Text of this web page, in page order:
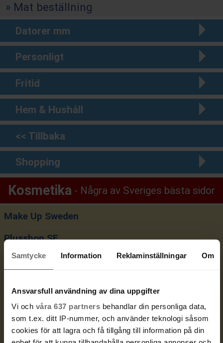
Samtycke Information Reklaminställningar Om
Ansvarsfull användning av dina uppgifter
Vi och våra 637 partners behandlar din personliga data,
som t.ex. ditt IP-nummer, och använder teknologi såsom
cookies för att lagra och få tillgång till information på din
Mat beställning
Datorer mm
Personligt
Fritid
Hem & Hushåll
<< Tillbaka
Shopping
Kosmetika Några av Sveriges bästa sidor
Make Up Sweden
Plusshop SE
Hudoteket
The Body Shop
Look Fantastic